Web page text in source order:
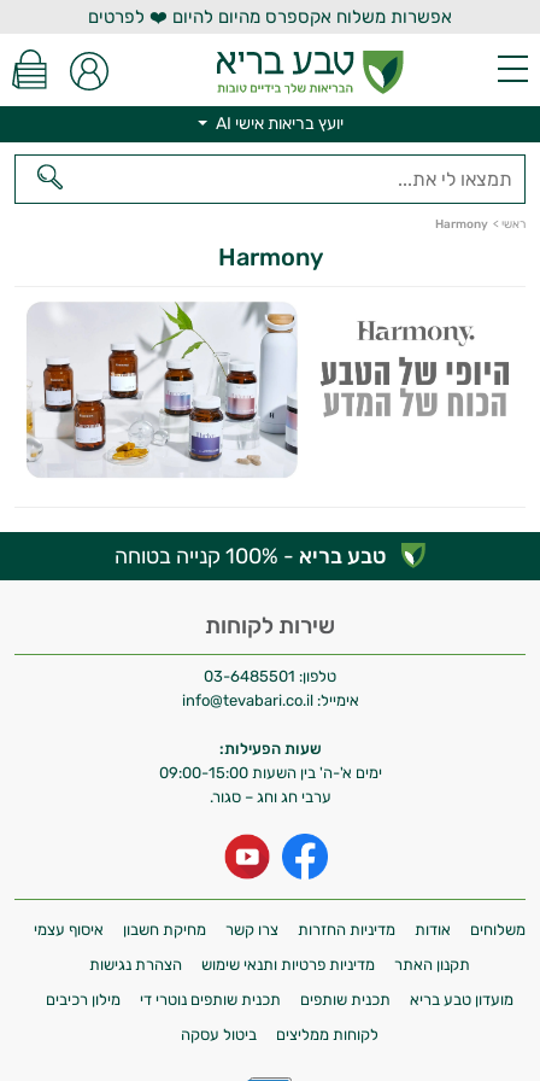
אפשרות משלוח אקספרס מהיום להיום ❤️ לפרטים
יועץ בריאות אישי AI
ראשי >
Harmony
Harmony
טבע בריא - 100% קנייה בטוחה
שירות לקוחות
טלפון: 03-6485501
אימייל: info@tevabari.co.il
שעות הפעילות:
ימים א'-ה' בין השעות 09:00-15:00
ערבי חג וחג – סגור.
משלוחים אודות מדיניות החזרות צרו קשר מחיקת חשבון
איסוף עצמי
תקנון האתר
מדיניות פרטיות ותנאי שימוש
הצהרת נגישות
מועדון טבע בריא
תכנית שותפים תכנית שותפים נוטרי די
מילון רכיבים
לקוחות ממליצים
ביטול עסקה
יועץ בריאות אישי AI
התשובות שלי מבוססות על מאגרי מידע קליניים
ותזונת הספורט.
אני כאן כדי לעזור לך להתאים את תוספי
התזונה ומוצרי הבריאות המדויקים למטרות
עובדים יחד כדי למקסם תוצאות גם בחיי היום
יום וגם בתחום הכושר והספורט.
אישיות מבוססות מדעית.
זה הזמן להתחיל. איך אוכל לעזור?